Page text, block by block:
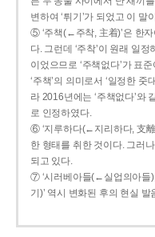
변하여 ‘튀기’가 되었고 이
⑤ ‘주책(←주착, 主着)’은 한
다. 그런데 ‘주착’이 원래 일
이었으므로 ‘주책없다’가 표
‘주책’의 의미로서 ‘일정한
라 2016년에는 ‘주책없다’와
로 인정하였다.
⑥ ‘지루하다(←지리하다, 支離
한 형태를 취한 것이다. 그러나
되고 있다.
⑦ ‘시러베아들(←실업의아
기)’ 역시 변화된 후의 현실